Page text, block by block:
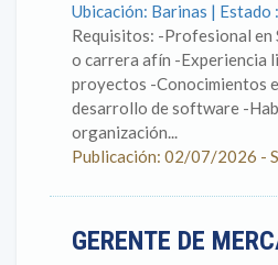
Ubicación: Barinas | Estado
Requisitos: -Profesional en
o carrera afín -Experiencia
proyectos -Conocimientos
desarrollo de software -
organización...
Publicación: 02/07/2026 -
GERENTE DE